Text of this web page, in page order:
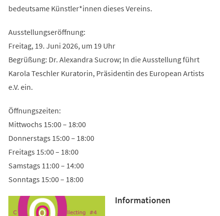
bedeutsame Künstler*innen dieses Vereins.
Ausstellungseröffnung:
Freitag, 19. Juni 2026, um 19 Uhr
Begrüßung: Dr. Alexandra Sucrow; In die Ausstellung führt
Karola Teschler Kuratorin, Präsidentin des European Artists
e.V. ein.
Öffnungszeiten:
Mittwochs 15:00 – 18:00
Donnerstags 15:00 – 18:00
Freitags 15:00 – 18:00
Samstags 11:00 – 14:00
Sonntags 15:00 – 18:00
Informationen